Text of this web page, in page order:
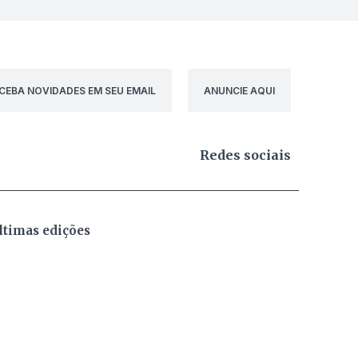
NOVIDADES EM SEU EMAIL ANUNCIE AQUI
Redes sociais
edições